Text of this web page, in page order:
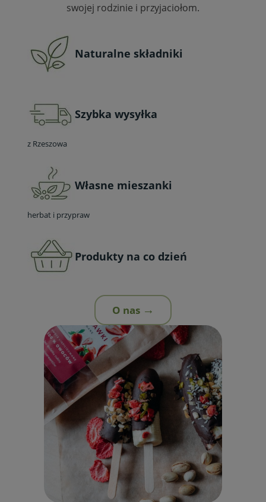
swojej rodzinie i przyjaciołom.
Naturalne składniki
Szybka wysyłka
z Rzeszowa
Własne mieszanki
herbat i przypraw
Produkty na co dzień
O nas